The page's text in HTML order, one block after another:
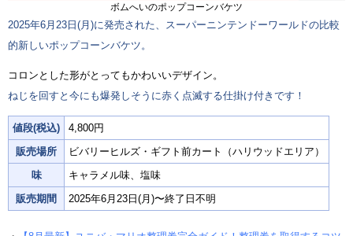
ボムへいのポップコーンバケツ
2025年6月23日(月)に発売された、スーパーニンテンドーワールドの比較
的新しいポップコーンバケツ。
コロンとした形がとってもかわいいデザイン。
ねじを回すと今にも爆発しそうに赤く点滅する仕掛け付きです！
値段(税込)
4,800円
販売場所
ビバリーヒルズ・ギフト前カート（ハリウッドエリア）
味
キャラメル味、塩味
販売期間
2025年6月23日(月)〜終了日不明